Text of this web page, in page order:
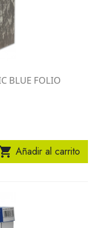
BLUE FOLIO
Añadir al carrito